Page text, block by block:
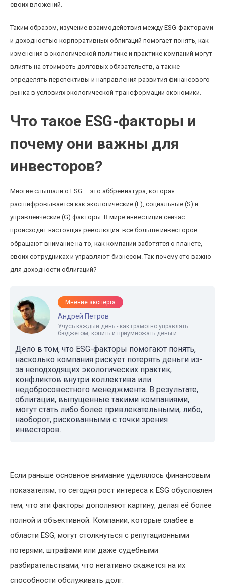
своих вложений.
Таким образом, изучение взаимодействия между ESG-факторами
и доходностью корпоративных облигаций помогает понять, как
изменения в экологической политике и практике компаний могут
влиять на стоимость долговых обязательств, а также
определять перспективы и направления развития финансового
рынка в условиях экологической трансформации экономики.
Что такое ESG-факторы и
почему они важны для
инвесторов?
Многие слышали о ESG — это аббревиатура, которая
расшифровывается как экологические (E), социальные (S) и
управленческие (G) факторы. В мире инвестиций сейчас
происходит настоящая революция: всё больше инвесторов
обращают внимание на то, как компании заботятся о планете,
своих сотрудниках и управляют бизнесом. Так почему это важно
для доходности облигаций?
Мнение эксперта
Андрей Петров
Учусь каждый день - как грамотно управлять
бюджетом, копить и приумножать деньги
Дело в том, что ESG-факторы помогают понять,
насколько компания рискует потерять деньги из-
за неподходящих экологических практик,
конфликтов внутри коллектива или
недобросовестного менеджмента. В результате,
облигации, выпущенные такими компаниями,
могут стать либо более привлекательными, либо,
наоборот, рискованными с точки зрения
инвесторов.
Если раньше основное внимание уделялось финансовым
показателям, то сегодня рост интереса к ESG обусловлен
тем, что эти факторы дополняют картину, делая её более
полной и объективной. Компании, которые слабее в
области ESG, могут столкнуться с репутационными
потерями, штрафами или даже судебными
разбирательствами, что негативно скажется на их
способности обслуживать долг.